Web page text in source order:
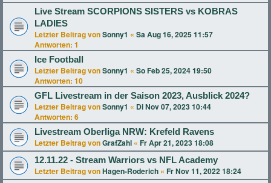
Live Stream SCORPIONS SISTERS vs KOBRAS
LADIES
Letzter Beitrag vonSonny1 « Sa Aug 16, 2025 11:57
Antworten: 1
Ice Football
Letzter Beitrag vonSonny1 « So Feb 25, 2024 19:50
Antworten: 10
GFL Livestream in der Saison 2023, Ausblick 2024?
Letzter Beitrag vonSonny1 « Di Nov 07, 2023 10:44
Antworten: 6
Livestream Oberliga NRW: Krefeld Ravens
Letzter Beitrag vonGrafZahl « Fr Apr 21, 2023 18:08
12.11.22 - Stream Warriors vs NFL Academy
Letzter Beitrag vonHagen-Roderich « Fr Nov 11, 2022 18:24